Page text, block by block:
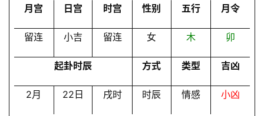
月宫 日宫 时宫 性别 五行 月令
留连 小吉 留连 女 木 卯
起卦时辰 方式 类型 吉凶
2月 22日 戌时 时辰 情感 小凶